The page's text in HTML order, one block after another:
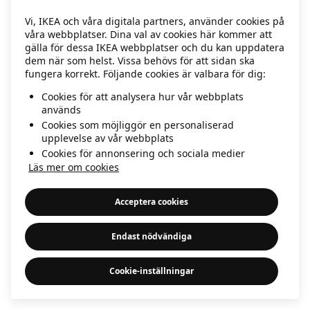
information)
Vi, IKEA och våra digitala partners, använder cookies på
våra webbplatser. Dina val av cookies här kommer att
gälla för dessa IKEA webbplatser och du kan uppdatera
dem när som helst. Vissa behövs för att sidan ska
fungera korrekt. Följande cookies är valbara för dig:
Cookies för att analysera hur vår webbplats
används
Cookies som möjliggör en personaliserad
upplevelse av vår webbplats
Cookies för annonsering och sociala medier
Läs mer om cookies
Acceptera cookies
Endast nödvändiga
Cookie-inställningar